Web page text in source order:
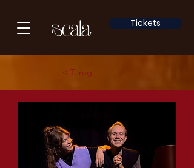
Tickets
< Terug